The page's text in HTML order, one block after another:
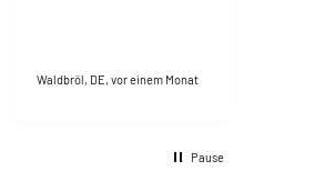
Waldbröl, DE, vor einem Monat
Pause